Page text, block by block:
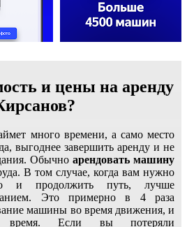
и цены на аренду
много времени, а само место
выгоднее завершить аренду и не
Обычно арендовать машину
В том случае, когда вам нужно
и продолжить путь, лучше
Это примерно в 4 раза
машины во время движения, и
время. Если вы потеряли